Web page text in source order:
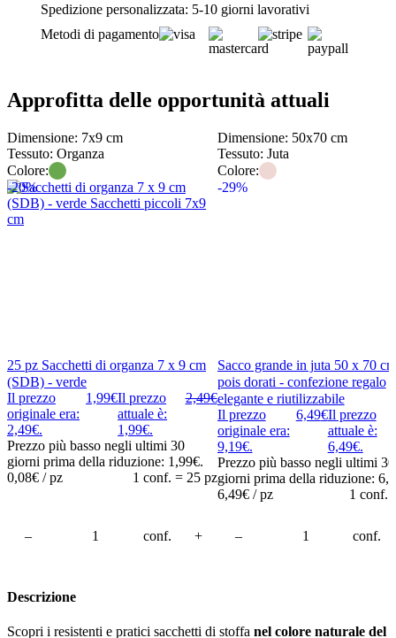
Spedizione personalizzata: 5-10 giorni lavorativi
Metodi di pagamento
Approfitta delle opportunità attuali
Dimensione: 7x9 cm
Tessuto: Organza
Colore:
-20%
25 pz Sacchetti di organza 7 x 9 cm
(SDB) - verde
2,49€
Il prezzo
originale era:
2,49€.
1,99€Il prezzo
attuale è:
1,99€.
Prezzo più basso negli ultimi 30
giorni prima della riduzione: 1,99€.
0,08€ / pz 1 conf. = 25 pz
– conf. +
Dimensione: 50x70 cm
Tessuto: Juta
Colore:
-29%
Sacco grande in juta 50 x 70
pois dorati - confezione regalo
elegante e riutilizzabile
Il prezzo
originale era:
9,19€.
6,49€Il prezzo
attuale è:
6,49€.
Prezzo più basso negli ultimi 30
giorni prima della riduzione:
6,49€ / pz 1 conf.
– conf.
Aggiungi al carrello
Descrizione
Scopri i resistenti e pratici sacchetti di stoffa nel colore naturale del